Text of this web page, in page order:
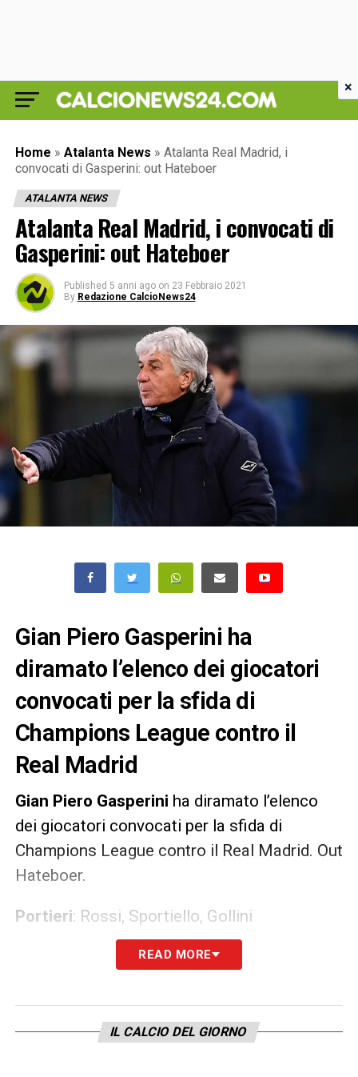
Home » Atalanta News » Atalanta Real Madrid, i
convocati di Gasperini: out Hateboer
ATALANTA NEWS
Atalanta Real Madrid, i convocati di
Gasperini: out Hateboer
Published 5 anni ago on 23 Febbraio 2021
By Redazione CalcioNews24
Gian Piero Gasperini ha
diramato l’elenco dei giocatori
convocati per la sfida di
Champions League contro il
Real Madrid
Gian Piero Gasperini ha diramato l’elenco
dei giocatori convocati per la sfida di
Champions League contro il Real Madrid. Out
Hateboer.
Portieri: Rossi, Sportiello, Gollini
: Toloi, Maehle, Sutalo, Palomino,
Gosens, Caldara, Romero, Djimsiti, Ruggeri
: Lammers, Ilicic, Muriel, Zapata.
READ MORE
IL CALCIO DEL GIORNO
×